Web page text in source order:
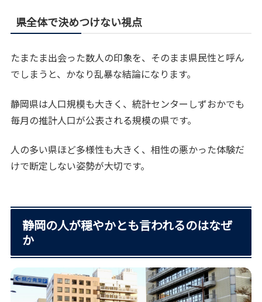
県全体で決めつけない視点
たまたま出会った数人の印象を、そのまま県民性と呼ん
でしまうと、かなり乱暴な結論になります。
静岡県は人口規模も大きく、統計センターしずおかでも
毎月の推計人口が公表される規模の県です。
人の多い県ほど多様性も大きく、相性の悪かった体験だ
けで断定しない姿勢が大切です。
静岡の人が穏やかとも言われるのはなぜ
か